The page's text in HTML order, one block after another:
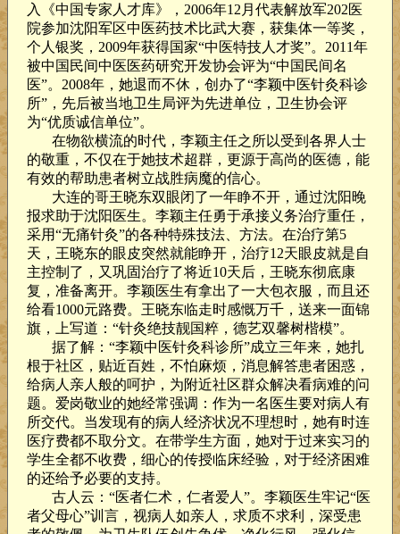
入《中国专家人才库》， 2006年12 月代表解放军202医
院参加沈阳军区中医药技术比武大赛，获集体一等奖，
个人银奖， 2009年获得国家“中医特技人才奖”。 2011年
被中国民间中医医药研究开发协会评为“中国民间名
医”。 2008年，她退而不休，创办了“李颖中医针灸科诊
所”，先后被当地卫生局评为先进单位，卫生协会评
为“优质诚信单位”。
在物欲横流的时代，李颖主任之所以受到各界人士
的敬重，不仅在于她技术超群，更源于高尚的医德，能
有效的帮助患者树立战胜病魔的信心。
大连的哥王晓东双眼闭了一年睁不开，通过沈阳晚
报求助于沈阳医生。李颖主任勇于承接义务治疗重任，
采用“无痛针灸”的各种特殊技法、方法。在治疗第5
天，王晓东的眼皮突然就能睁开，治疗12天眼皮就是自
主控制了，又巩固治疗了将近10天后，王晓东彻底康
复，准备离开。李颖医生有拿出了一大包衣服，而且还
给看1000元路费。王晓东临走时感慨万千，送来一面锦
旗，上写道：“针灸绝技靓国粹，德艺双馨树楷模”。
据了解：“李颖中医针灸科诊所”成立三年来，她扎
根于社区，贴近百姓，不怕麻烦，消息解答患者困惑，
给病人亲人般的呵护，为附近社区群众解决看病难的问
题。爱岗敬业的她经常强调：作为一名医生要对病人有
所交代。当发现有的病人经济状况不理想时，她有时连
医疗费都不取分文。在带学生方面，她对于过来实习的
学生全都不收费，细心的传授临床经验，对于经济困难
的还给予必要的支持。
古人云：“医者仁术，仁者爱人”。李颖医生牢记“医
者父母心”训言，视病人如亲人，求质不求利，深受患